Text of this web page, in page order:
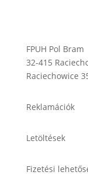
FPUH Pol Bram
32-415
Raciechowice
Reklamációk
Letöltések
Fizetési